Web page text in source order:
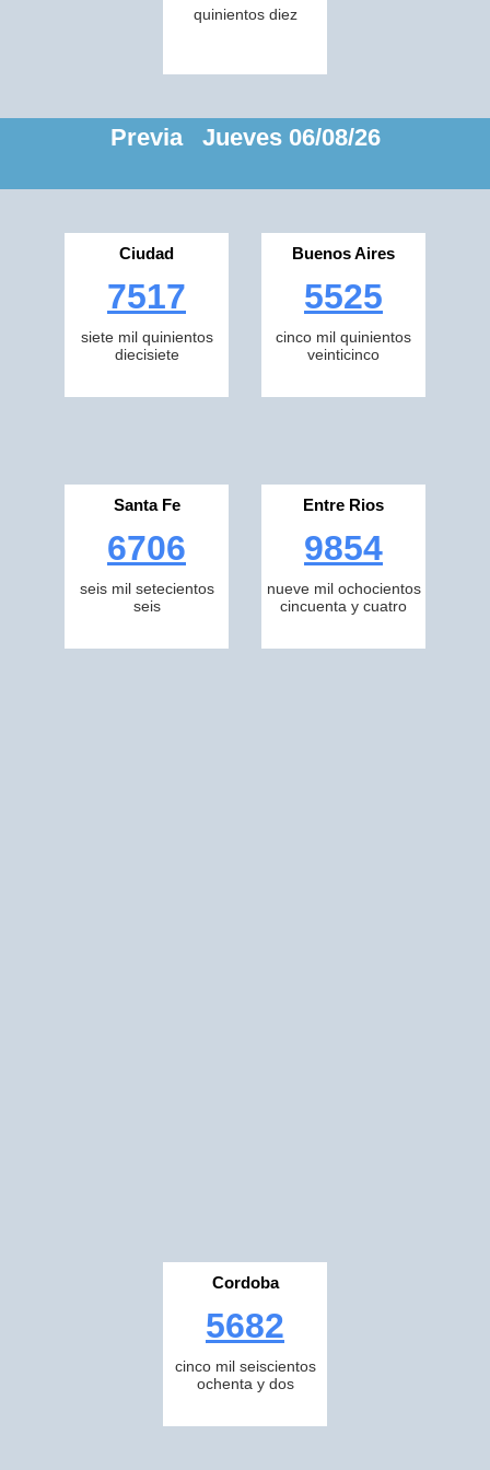
quinientos diez
Previa Jueves 06/08/26
Ciudad
7517
siete mil quinientos
diecisiete
Buenos Aires
5525
cinco mil quinientos
veinticinco
Santa Fe
6706
seis mil setecientos
seis
Entre Rios
9854
nueve mil ochocientos
cincuenta y cuatro
Cordoba
5682
cinco mil seiscientos
ochenta y dos